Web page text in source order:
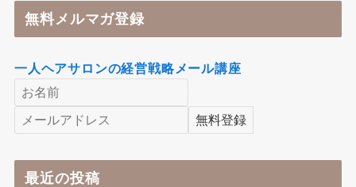
無料メルマガ登録
一人ヘアサロンの経営戦略メール講座
最近の投稿